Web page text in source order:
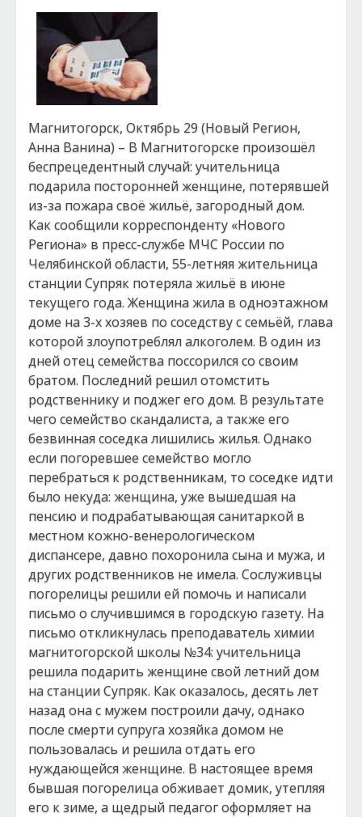
Магнитогорск, Октябрь 29 (Новый Регион,
Анна Ванина) – В Магнитогорске произошёл
беспрецедентный случай: учительница
подарила посторонней женщине, потерявшей
из-за пожара своё жильё, загородный дом.
Как сообщили корреспонденту «Нового
Региона» в пресс-службе МЧС России по
Челябинской области, 55-летняя жительница
станции Супряк потеряла жильё в июне
текущего года. Женщина жила в одноэтажном
доме на 3-х хозяев по соседству с семьёй, глава
которой злоупотреблял алкоголем. В один из
дней отец семейства поссорился со своим
братом. Последний решил отомстить
родственнику и поджег его дом. В результате
чего семейство скандалиста, а также его
безвинная соседка лишились жилья. Однако
если погоревшее семейство могло
перебраться к родственникам, то соседке идти
было некуда: женщина, уже вышедшая на
пенсию и подрабатывающая санитаркой в
местном кожно-венерологическом
диспансере, давно похоронила сына и мужа, и
других родственников не имела. Сослуживцы
погорелицы решили ей помочь и написали
письмо о случившимся в городскую газету. На
письмо откликнулась преподаватель химии
магнитогорской школы №34: учительница
решила подарить женщине свой летний дом
на станции Супряк. Как оказалось, десять лет
назад она с мужем построили дачу, однако
после смерти супруга хозяйка домом не
пользовалась и решила отдать его
нуждающейся женщине. В настоящее время
бывшая погорелица обживает домик, утепляя
его к зиме, а щедрый педагог оформляет на